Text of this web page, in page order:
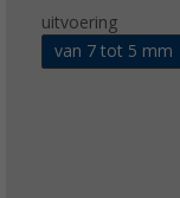
uitvoering
van 7 tot 5 mm